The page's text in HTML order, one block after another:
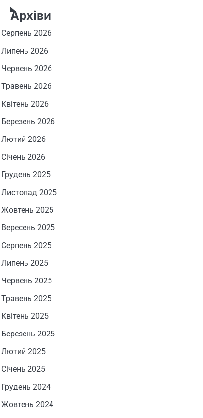
Архіви
Серпень 2026
Липень 2026
Червень 2026
Травень 2026
Квітень 2026
Березень 2026
Лютий 2026
Січень 2026
Грудень 2025
Листопад 2025
Жовтень 2025
Вересень 2025
Серпень 2025
Липень 2025
Червень 2025
Травень 2025
Квітень 2025
Березень 2025
Лютий 2025
Січень 2025
Грудень 2024
Жовтень 2024